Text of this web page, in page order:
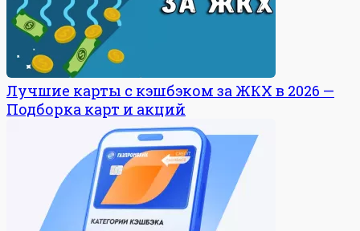
Лучшие карты с кэшбэком за ЖКХ в 2026 —
Подборка карт и акций